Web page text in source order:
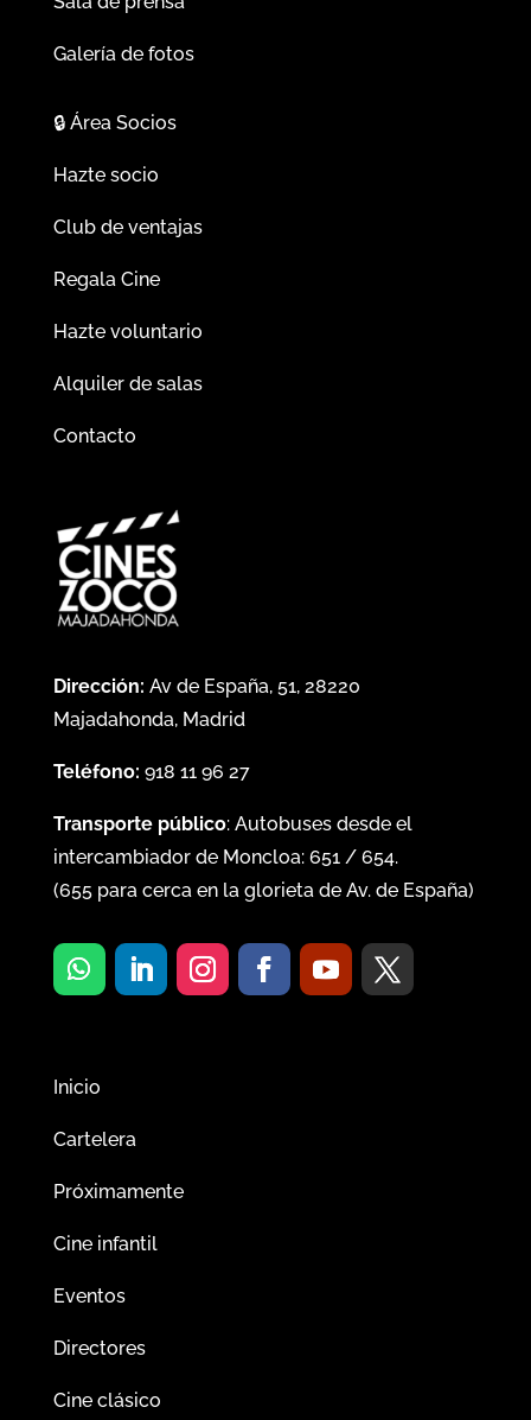
Galería de fotos
🔒Área Socios
Hazte socio
Club de ventajas
Regala Cine
Hazte voluntario
Alquiler de salas
Contacto
Dirección: Av de España, 51, 28220
Majadahonda, Madrid
Teléfono: 918 11 96 27
Transporte público: Autobuses desde el
intercambiador de Moncloa: 651/ 654.
(655para cerca en la glorieta de Av. de España)
Inicio
Cartelera
Próximamente
Cine infantil
Eventos
Directores
Cine clásico